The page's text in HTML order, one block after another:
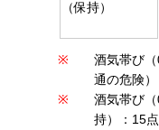
（保持）
※
酒気帯び
通の危険
※
酒気帯び
持）：15点